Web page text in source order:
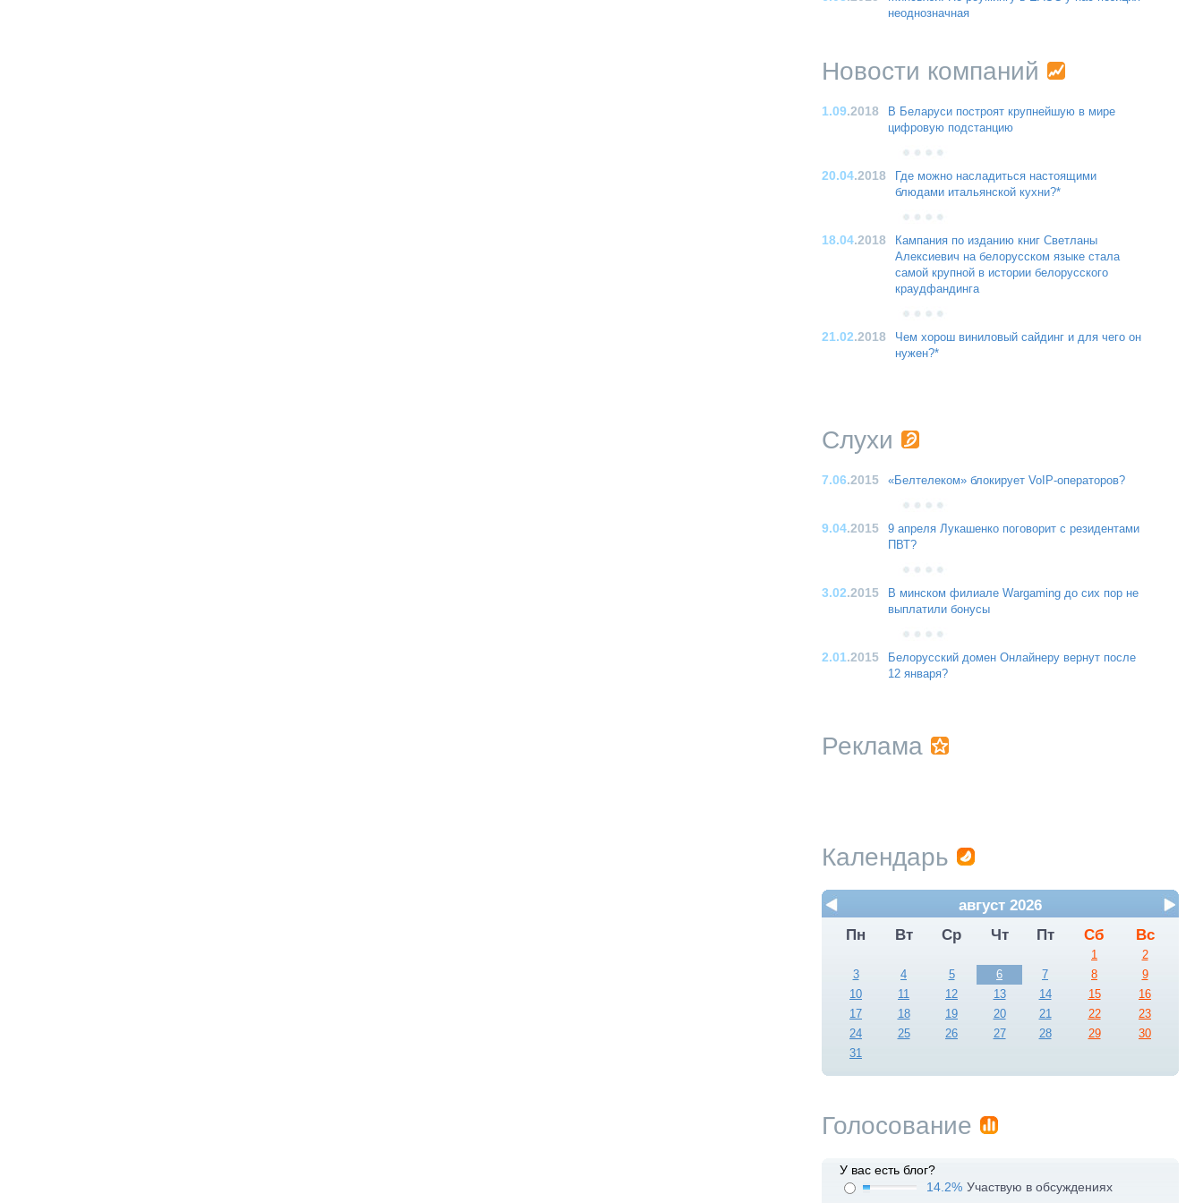
неоднозначная
Новости компаний
1.09.2018
В Беларуси построят крупнейшую в мире
цифровую подстанцию
20.04.2018
Где можно насладиться настоящими
блюдами итальянской кухни?*
18.04.2018
Кампания по изданию книг Светланы
Алексиевич на белорусском языке стала
самой крупной в истории белорусского
краудфандинга
21.02.2018
Чем хорош виниловый сайдинг и для чего он
нужен?*
Слухи
7.06.2015 «Белтелеком» блокирует VoIP-операторов?
9.04.2015
9 апреля Лукашенко поговорит с резидентами
ПВТ?
3.02.2015
В минском филиале Wargaming до сих пор не
выплатили бонусы
2.01.2015
Белорусский домен Онлайнеру вернут после
12 января?
Реклама
Календарь
август 2026
Пн
Вт Ср Чт Пт Сб Вс
1
2
3
4 5 6 7 8
9
10
11 12 13 14 15
16
17
18 19 20 21 22
23
24
25 26 27 28 29
30
31
Голосование
У вас есть блог?
14.2% Участвую в обсуждениях